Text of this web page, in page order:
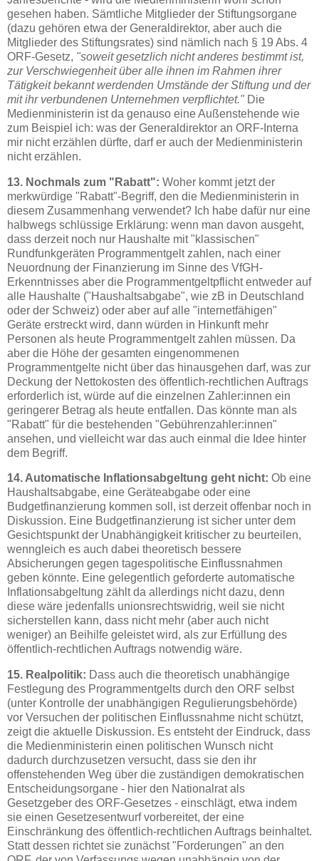
gesehen haben. Sämtliche Mitglieder der Stiftungsorgane
(dazu gehören etwa der Generaldirektor, aber auch die
Mitglieder des Stiftungsrates) sind nämlich nach § 19 Abs. 4
ORF-Gesetz, "soweit gesetzlich nicht anderes bestimmt ist,
zur Verschwiegenheit über alle ihnen im Rahmen ihrer
Tätigkeit bekannt werdenden Umstände der Stiftung und der
mit ihr verbundenen Unternehmen verpflichtet." Die
Medienministerin ist da genauso eine Außenstehende wie
zum Beispiel ich: was der Generaldirektor an ORF-Interna
mir nicht erzählen dürfte, darf er auch der Medienministerin
nicht erzählen.
13. Nochmals zum "Rabatt": Woher kommt jetzt der
merkwürdige "Rabatt"-Begriff, den die Medienministerin in
diesem Zusammenhang verwendet? Ich habe dafür nur eine
halbwegs schlüssige Erklärung: wenn man davon ausgeht,
dass derzeit noch nur Haushalte mit "klassischen"
Rundfunkgeräten Programmentgelt zahlen, nach einer
Neuordnung der Finanzierung im Sinne des VfGH-
Erkenntnisses aber die Programmentgeltpflicht entweder auf
alle Haushalte ("Haushaltsabgabe", wie zB in Deutschland
oder der Schweiz) oder aber auf alle "internetfähigen"
Geräte erstreckt wird, dann würden in Hinkunft mehr
Personen als heute Programmentgelt zahlen müssen. Da
aber die Höhe der gesamten eingenommenen
Programmentgelte nicht über das hinausgehen darf, was zur
Deckung der Nettokosten des öffentlich-rechtlichen Auftrags
erforderlich ist, würde auf die einzelnen Zahler:innen ein
geringerer Betrag als heute entfallen. Das könnte man als
"Rabatt" für die bestehenden "Gebührenzahler:innen"
ansehen, und vielleicht war das auch einmal die Idee hinter
dem Begriff.
14. Automatische Inflationsabgeltung geht nicht: Ob eine
Haushaltsabgabe, eine Geräteabgabe oder eine
Budgetfinanzierung kommen soll, ist derzeit offenbar noch in
Diskussion. Eine Budgetfinanzierung ist sicher unter dem
Gesichtspunkt der Unabhängigkeit kritischer zu beurteilen,
wenngleich es auch dabei theoretisch bessere
Absicherungen gegen tagespolitische Einflussnahmen
geben könnte. Eine gelegentlich geforderte automatische
Inflationsabgeltung zählt da allerdings nicht dazu, denn
diese wäre jedenfalls unionsrechtswidrig, weil sie nicht
sicherstellen kann, dass nicht mehr (aber auch nicht
weniger) an Beihilfe geleistet wird, als zur Erfüllung des
öffentlich-rechtlichen Auftrags notwendig wäre.
15. Realpolitik: Dass auch die theoretisch unabhängige
Festlegung des Programmentgelts durch den ORF selbst
(unter Kontrolle der unabhängigen Regulierungsbehörde)
vor Versuchen der politischen Einflussnahme nicht schützt,
zeigt die aktuelle Diskussion. Es entsteht der Eindruck, dass
die Medienministerin einen politischen Wunsch nicht
dadurch durchzusetzen versucht, dass sie den ihr
offenstehenden Weg über die zuständigen demokratischen
Entscheidungsorgane - hier den Nationalrat als
Gesetzgeber des ORF-Gesetzes - einschlägt, etwa indem
sie einen Gesetzesentwurf vorbereitet, der eine
Einschränkung des öffentlich-rechtlichen Auftrags beinhaltet.
Statt dessen richtet sie zunächst "Forderungen" an den